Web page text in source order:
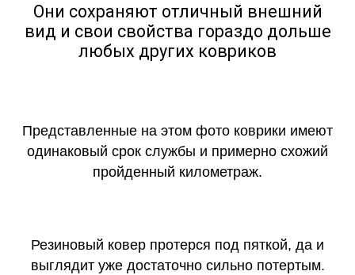
Они сохраняют отличный внешний
вид и свои свойства гораздо дольше
любых других ковриков
Представленные на этом фото коврики имеют
одинаковый срок службы и примерно схожий
пройденный километраж.
Резиновый ковер протерся под пяткой, да и
выглядит уже достаточно сильно потертым.